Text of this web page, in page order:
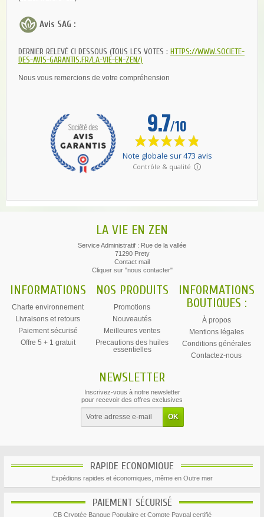
Avis SAG :
DERNIER RELEVÉ CI DESSOUS (TOUS LES VOTES : HTTPS://WWW.SOCIETE-
DES-AVIS-GARANTIS.FR/LA-VIE-EN-ZEN/)
Nous vous remercions de votre compréhension
LA VIE EN ZEN
Service Administratif : Rue de la vallée
71290 Prety
Contact mail
Cliquer sur "nous contacter"
INFORMATIONS
Charte environnement
Livraisons et retours
Paiement sécurisé
Offre 5 + 1 gratuit
NOS PRODUITS
Promotions
Nouveautés
Meilleures ventes
Precautions des huiles
essentielles
INFORMATIONS
BOUTIQUES :
À propos
Mentions légales
Conditions générales
Contactez-nous
NEWSLETTER
Inscrivez-vous à notre newsletter
pour recevoir des offres exclusives
RAPIDE ECONOMIQUE
Expédions rapides et économiques, même en Outre mer
PAIEMENT SÉCURISÉ
CB Cryptée Banque Populaire et Compte Paypal certifié